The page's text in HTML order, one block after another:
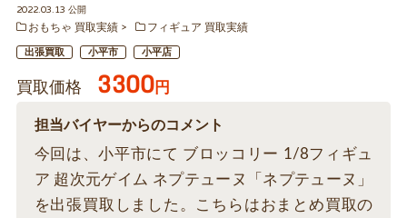
2022.03.13 公開
おもちゃ 買取実績
フィギュア 買取実績
出張買取 小平市 小平店
買取価格 3300円
担当バイヤーからのコメント
今回は、小平市にて ブロッコリー 1/8フィギュ
ア 超次元ゲイム ネプテューヌ「ネプテューヌ」
を出張買取しました。こちらはおまとめ買取の